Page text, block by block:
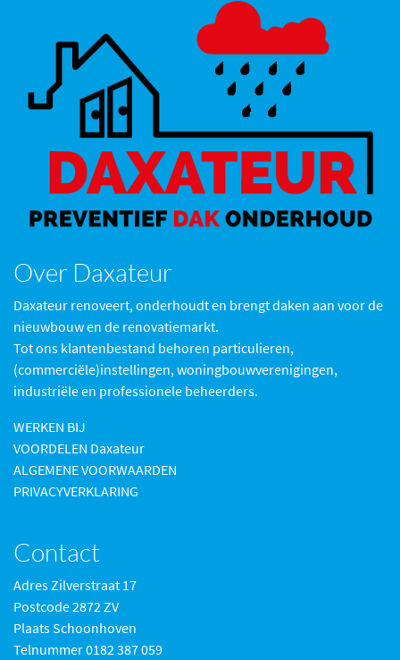
Over Daxateur
Daxateur renoveert, onderhoudt en brengt daken aan voor de
nieuwbouw en de renovatiemarkt.
Tot ons klantenbestand behoren particulieren,
(commerciële)instellingen, woningbouwverenigingen,
industriële en professionele beheerders.
WERKEN BIJ
VOORDELEN Daxateur
ALGEMENE VOORWAARDEN
PRIVACYVERKLARING
Contact
Adres Zilverstraat 17
Postcode 2872 ZV
Plaats Schoonhoven
Telnummer 0182 387 059